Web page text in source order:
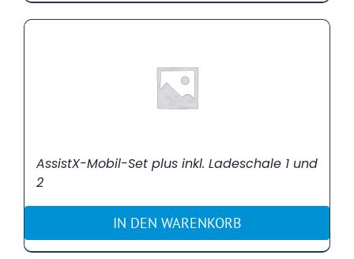
AssistX-Mobil-Set plus inkl. Ladeschale 1 und
2
IN DEN WARENKORB